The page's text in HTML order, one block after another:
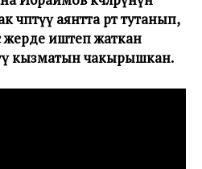
аянтта өрт тутанып,
жерде иштеп жаткан
кызматын чакырышкан.